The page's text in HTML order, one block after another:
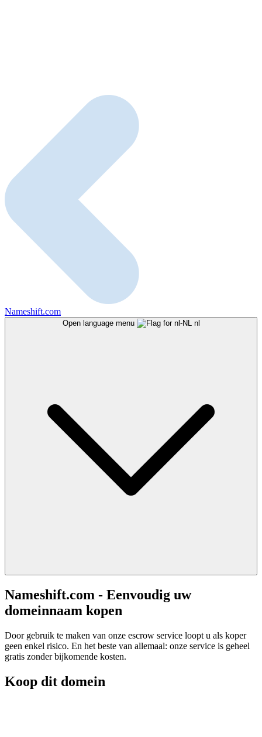
Nameshift.com
Open language menu nl
Nameshift.com - Eenvoudig uw
domeinnaam kopen
Door gebruik te maken van onze escrow service loopt u als koper
geen enkel risico. En het beste van allemaal: onze service is geheel
gratis zonder bijkomende kosten.
Koop dit domein